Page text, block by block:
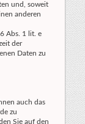
und, soweit
anderen
Abs. 1 lit. e
der
Daten zu
auch das
zu
Sie auf den